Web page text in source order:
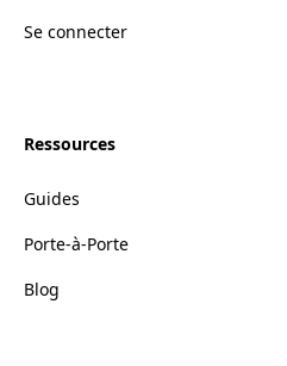
Se connecter
Ressources
Guides
Porte-à-Porte
Blog